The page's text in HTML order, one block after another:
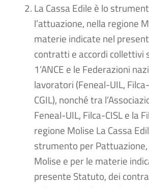
La Cassa Edile è lo
l’attuazione, nella regione
materie indicate nel
contratti e accordi collettivi
1’ANCE e le Federazioni
lavoratori (Feneal-UIL,
CGIL), nonché tra
Feneal-UIL, Filca-CISL e la
regione Molise La Cassa
strumento per
Molise e per le materie
presente Statuto, dei